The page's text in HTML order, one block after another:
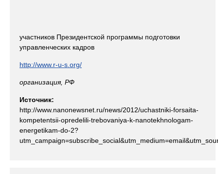
участников Президентской программы подготовки
управленческих кадров
http://www.r-u-s.org/
организация, РФ
Источник:
http://www.nanonewsnet.ru/news/2012/uchastniki-forsaita-
kompetentsii-opredelili-trebovaniya-k-nanotekhnologam-
energetikam-do-2?